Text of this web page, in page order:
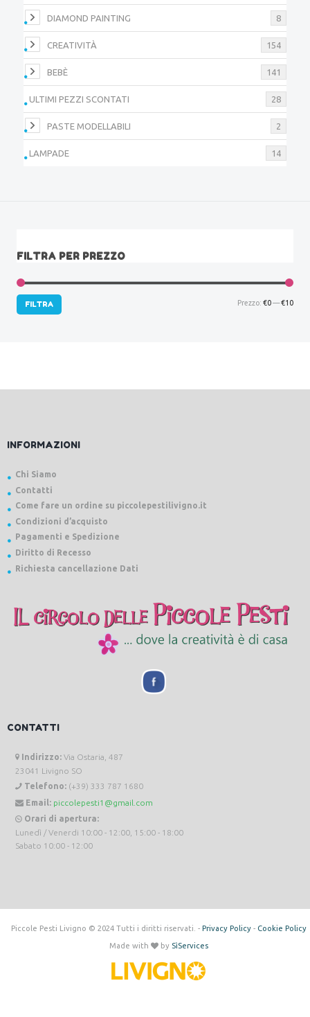
DIAMOND PAINTING 8
CREATIVITÀ 154
BEBÈ 141
ULTIMI PEZZI SCONTATI 28
PASTE MODELLABILI 2
LAMPADE 14
FILTRA PER PREZZO
FILTRA Prezzo: €0—€10
INFORMAZIONI
Chi Siamo
Contatti
Come fare un ordine su piccolepestilivigno.it
Condizioni d’acquisto
Pagamenti e Spedizione
Diritto di Recesso
Richiesta cancellazione Dati
CONTATTI
Indirizzo: Via Ostaria, 487
23041 Livigno SO
Telefono: (+39) 333 787 1680
Email: piccolepesti1@gmail.com
Orari di apertura:
Lunedì / Venerdi 10:00 - 12:00, 15:00 - 18:00
Sabato 10:00 - 12:00
Piccole Pesti Livigno © 2024 Tutti i diritti riservati. - Privacy Policy- Cookie Policy
Made with by SìServices